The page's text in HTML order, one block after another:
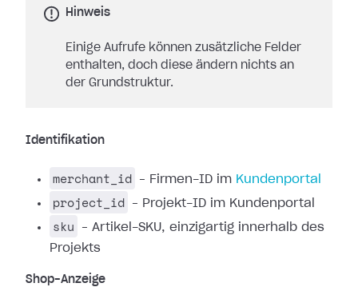
Hinweis
Einige Aufrufe können zusätzliche Felder
enthalten, doch diese ändern nichts an
der Grundstruktur.
Identifikation
merchant_id – Firmen-ID im Kundenportal
project_id – Projekt-ID im Kundenportal
sku
– Artikel-SKU, einzigartig innerhalb des
Projekts
Shop-Anzeige